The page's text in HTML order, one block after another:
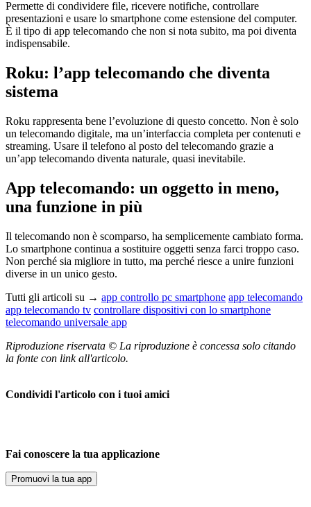
Permette di condividere file, ricevere notifiche, controllare
presentazioni e usare lo smartphone come estensione del computer.
È il tipo di app telecomando che non si nota subito, ma poi diventa
indispensabile.
Roku: l’app telecomando che diventa
sistema
Roku rappresenta bene l’evoluzione di questo concetto. Non è solo
un telecomando digitale, ma un’interfaccia completa per contenuti e
streaming. Usare il telefono al posto del telecomando grazie a
un’app telecomando diventa naturale, quasi inevitabile.
App telecomando: un oggetto in meno,
una funzione in più
Il telecomando non è scomparso, ha semplicemente cambiato forma.
Lo smartphone continua a sostituire oggetti senza farci troppo caso.
Non perché sia migliore in tutto, ma perché riesce a unire funzioni
diverse in un unico gesto.
Tutti gli articoli su → app controllo pc smartphone app telecomando
app telecomando tv controllare dispositivi con lo smartphone
telecomando universale app
Riproduzione riservata © La riproduzione è concessa solo citando
la fonte con link all'articolo.
Condividi l'articolo con i tuoi amici
Fai conoscere la tua applicazione
Promuovi la tua app